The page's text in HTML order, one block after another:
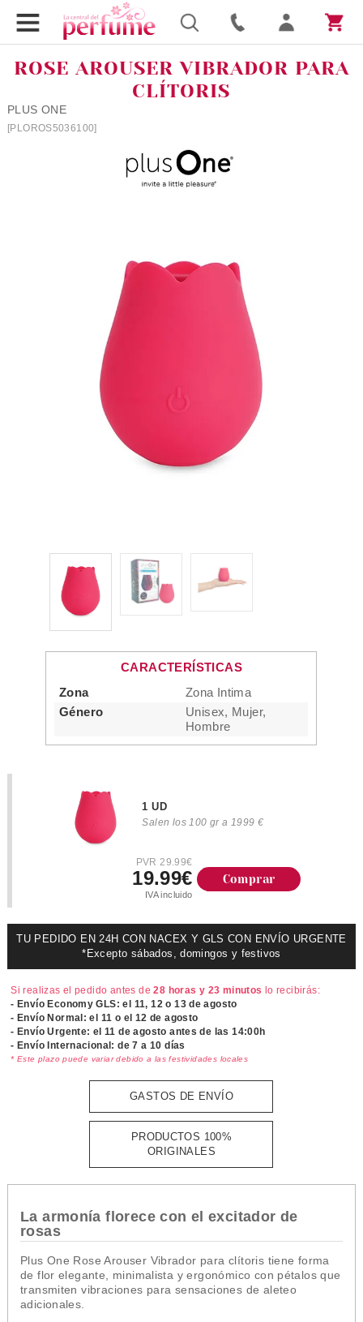
ROSE AROUSER VIBRADOR PARA
CLÍTORIS
PLUS ONE
[PLOROS5036100]
CARACTERÍSTICAS
Zona
Zona Intima
Género
Unisex, Mujer,
Hombre
1 UD
Salen los 100 gr a 1999 €
PVR 29.99€
19.99€
IVA incluido
Comprar
TU PEDIDO EN 24H CON NACEX Y GLS CON ENVÍO URGENTE
*Excepto sábados, domingos y festivos
Si realizas el pedido antes de28 horas y 23 minutos lo recibirás:
- Envío Economy GLS: el 11, 12 o 13 de agosto
- Envío Normal: el 11 o el 12 de agosto
- Envío Urgente: el11 de agosto antes de las 14:00h
- Envío Internacional: de 7 a 10 días
* Este plazo puede variar debido a las festividades locales
GASTOS DE ENVÍO
PRODUCTOS 100%
ORIGINALES
La armonía florece con el excitador de
rosas
Plus One Rose Arouser Vibrador para clítoris tiene forma
de flor elegante, minimalista y ergonómico con pétalos que
transmiten vibraciones para sensaciones de aleteo
adicionales.